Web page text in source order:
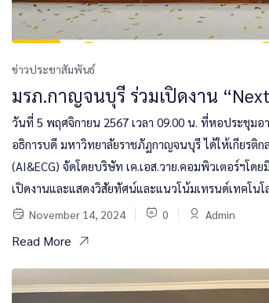
ข่าวประชาสัมพันธ์
มรภ.กาญจนบุรี ร่วมเปิดงาน
วันที่ 5 พฤศจิกายน 2567 เวลา 09.00 น. ที่หอประชุม
อธิการบดี มหาวิทยาลัยราชภัฏกาญจนบุรี ได้ให้เกียรติ
(AI&ECG) จัดโดยบริษัท เค.เอส.วาย.คอมพิวเตอร์ฯโ
เปิดงานและแสดงวิสัยทัศน์และแนวโน้มเทรนด์เทคโนโ
November 14, 2024 0 Admin
Read More